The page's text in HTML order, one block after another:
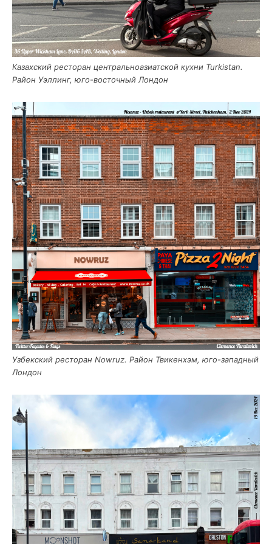
Казах­ский ресто­ран цен­траль­но­ази­ат­ской кух­ни Turkistan.
Рай­он Уэл­линг, юго-восточ­ный Лондон
Узбек­ский ресто­ран Nowruz. Рай­он Тви­кен­х­эм, юго-запад­ный
Лондон